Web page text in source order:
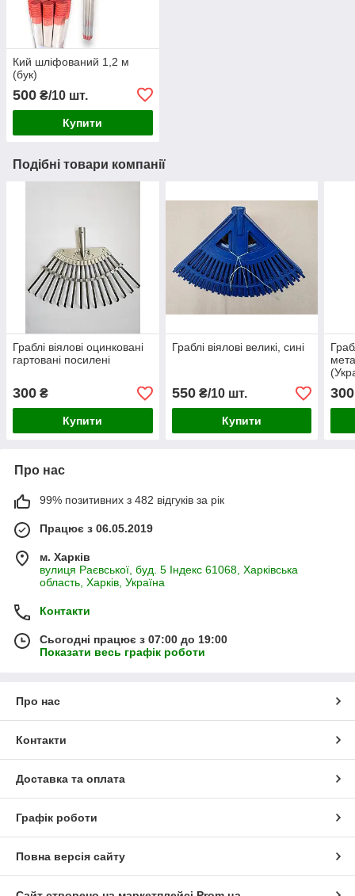
Кий шліфований 1,2 м
(бук)
500 ₴/10 шт.
Купити
Подібні товари компанії
Граблі віялові оцинковані
гартовані посилені
300 ₴
Купити
Граблі віялові великі, сині
550₴/10 шт.
Купити
300
Про нас
99% позитивних з 482 відгуків за рік
Працює з 06.05.2019
м. Харків
вулиця Раєвської, буд. 5 Індекс 61068, Харківська
область, Харків, Україна
Контакти
Сьогодні працює з 07:00 до 19:00
Показати весь графік роботи
Про нас
Контакти
Доставка та оплата
Графік роботи
Повна версія сайту